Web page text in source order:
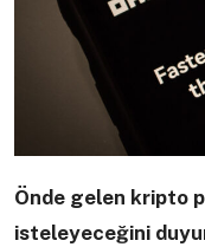
Önde gelen kripto
isteleyeceğini